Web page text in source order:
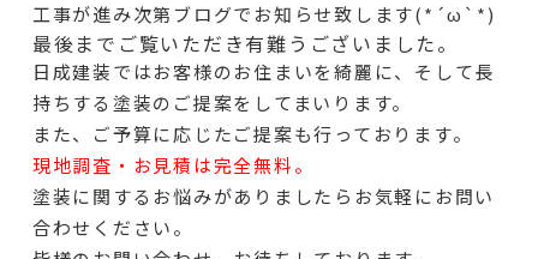
工事が進み次第ブログでお知らせ致します(*´ω`*)
最後までご覧いただき有難うございました。
日成建装ではお客様のお住まいを綺麗に、そして長
持ちする塗装のご提案をしてまいります。
また、ご予算に応じたご提案も行っております。
現地調査・お見積は完全無料。
塗装に関するお悩みがありましたらお気軽にお問い
合わせください。